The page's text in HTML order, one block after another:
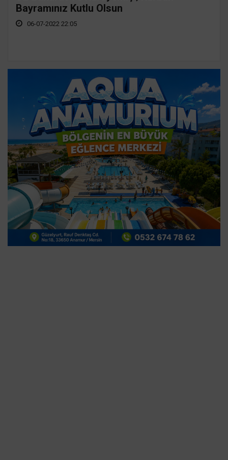
Bayramınız Kutlu Olsun
06-07-2022 22:05